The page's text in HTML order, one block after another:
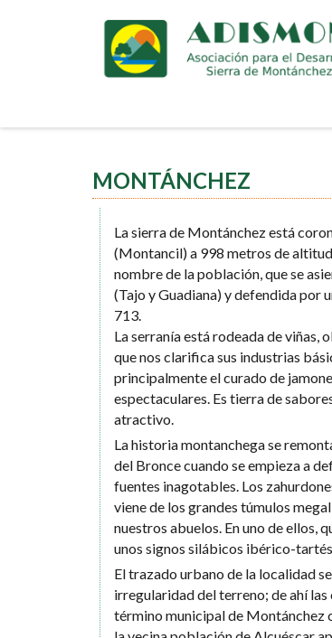
MONTÁNCHEZ
La sierra de Montánchez está
(Montancil) a 998 metros de
nombre de la población, que se
(Tajo y Guadiana) y defendida por
713.
La serranía está rodeada de viñas,
que nos clarifica sus industrias
principalmente el curado de
espectaculares. Es tierra de
atractivo.
La historia montanchega se
del Bronce cuando se empieza a
fuentes inagotables. Los
viene de los grandes túmulos
nuestros abuelos. En uno de ellos,
unos signos silábicos ibérico-
El trazado urbano de la localidad
irregularidad del terreno; de ahí
término municipal de Montánchez